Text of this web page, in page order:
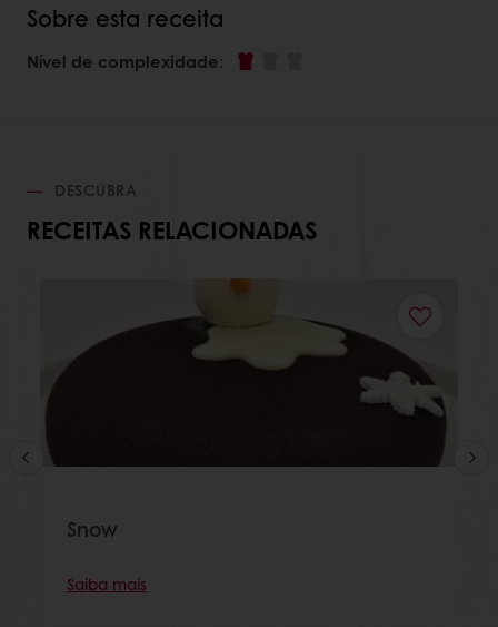
Sobre esta receita
Nível de complexidade:
DESCUBRA
RECEITAS RELACIONADAS
Snow
Saiba mais